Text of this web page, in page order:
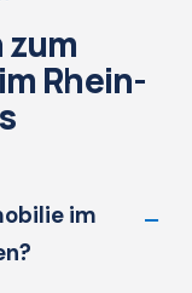
zum
Rhein-
im